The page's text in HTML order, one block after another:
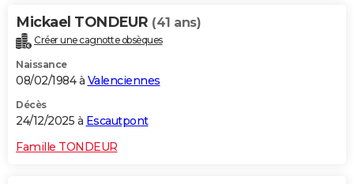
Mickael TONDEUR (41 ans)
Créer une cagnotte obsèques
Naissance
08/02/1984 à Valenciennes
Décès
24/12/2025 à Escautpont
Famille TONDEUR